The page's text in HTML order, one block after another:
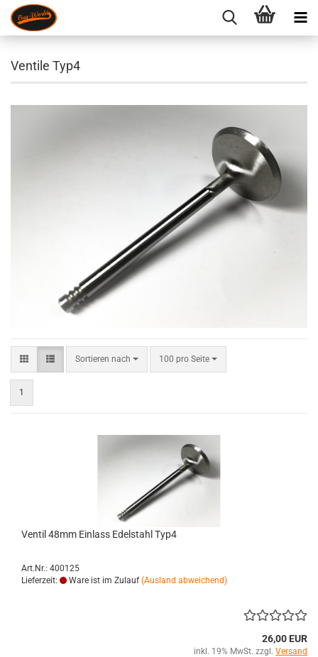
Ventile Typ4
Sortieren nach
Sortieren nach 100 pro Seite
pro Seite
1
Ventil 48mm Einlass Edelstahl Typ4
Art.Nr.: 400125
Lieferzeit:
Ware ist im Zulauf (Ausland abweichend)
26,00 EUR
inkl. 19% MwSt. zzgl. Versand